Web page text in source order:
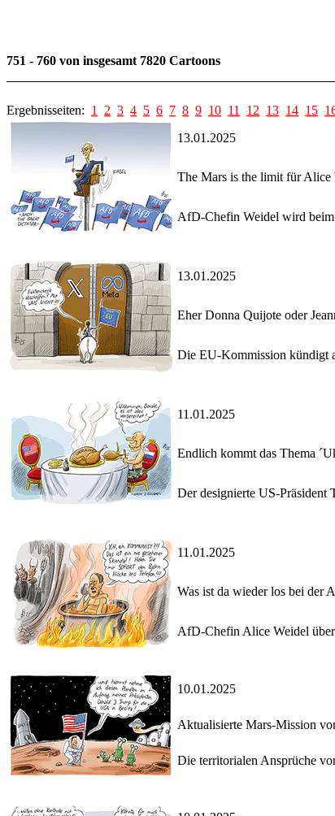
751 - 760 von insgesamt 7820 Cartoons
Ergebnisseiten: 1 2 3 4 5 6 7 8 9 10 11 12 13 14 15
13.01.2025
The Mars is the limit für Alice
AfD-Chefin Weidel wird beim
13.01.2025
Eher Donna Quijote oder
Die EU-Kommission kündigt
11.01.2025
Endlich kommt das Thema
Der designierte US-Präsident
11.01.2025
Was ist da wieder los bei der
AfD-Chefin Alice Weidel
10.01.2025
Aktualisierte Mars-Mission
Die territorialen Ansprüche